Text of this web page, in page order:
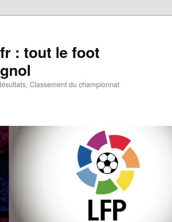
: tout le foot
Classement du championnat